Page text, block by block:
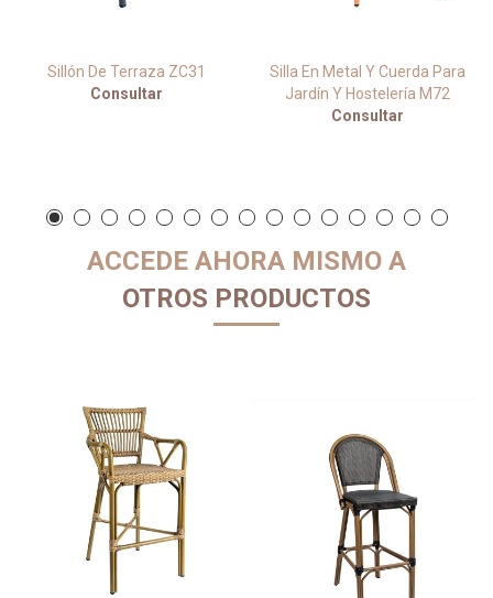
Sillón De Terraza ZC31
Consultar
Silla En Metal Y Cuerda Para
Jardín Y Hostelería M72
Consultar
ACCEDE AHORA MISMO A
OTROS PRODUCTOS